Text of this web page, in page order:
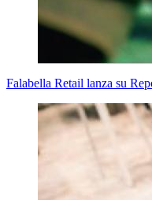
Falabella Retail lanza su